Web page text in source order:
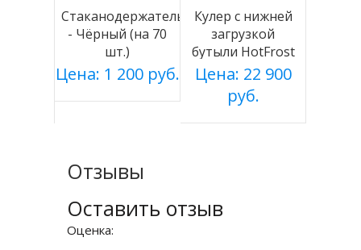
Стаканодержатель
- Чёрный (на 70
шт.)
Цена: 1 200 руб.
Кулер с нижней
загрузкой
бутыли HotFrost
V115AE
Цена: 22 900
руб.
Отзывы
Оставить отзыв
Оценка: